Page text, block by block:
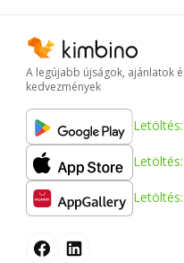
A legújabb újságok, ajánlatok
kedvezmények
Letöltés:
Letöltés:
Letöltés: